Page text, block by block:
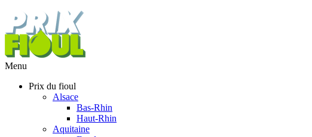
Menu
Prix du fioul
Alsace
Bas-Rhin
Haut-Rhin
Aquitaine